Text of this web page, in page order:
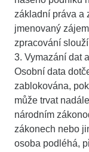
základní práva a
jmenovaný
zpracování
3. Vymazání dat
Osobní data
zablokována,
může trvat
národním
zákonech nebo
osoba podléhá,